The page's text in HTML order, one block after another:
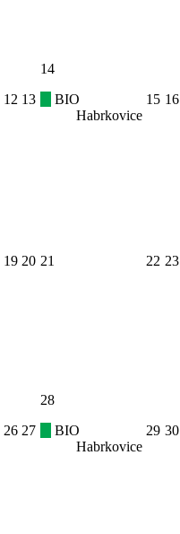
12 13
14
BIO
Habrkovice
15 16
19 20 21 22 23
26 27
28
BIO
Habrkovice
29 30